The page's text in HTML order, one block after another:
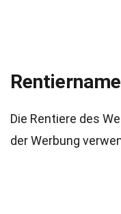
Die Rentiere des
der Werbung